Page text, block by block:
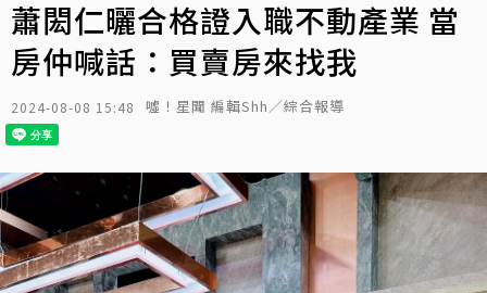
蕭閎仁曬合格證入職不動產業 當
房仲喊話：買賣房來找我
2024-08-08 15:48 噓！星聞 編輯Shh／綜合報導